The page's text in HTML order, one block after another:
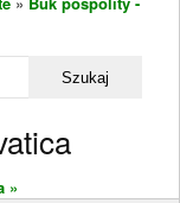
Szukaj
»